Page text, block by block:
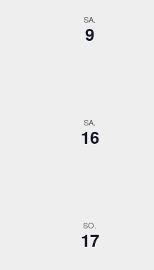
SA.
9
SA.
16
SO.
17